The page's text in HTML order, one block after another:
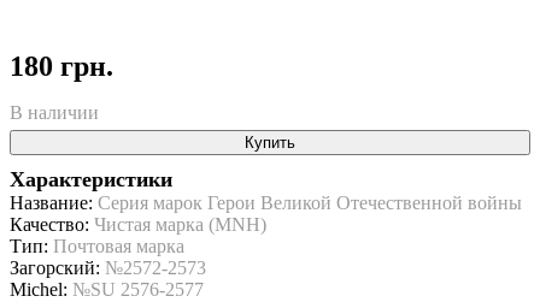
180 грн.
В наличии
Купить
Характеристики
Название: Серия марок Герои Великой Отечественной войны
Качество: Чистая марка (MNH)
Тип: Почтовая марка
Загорский: №2572-2573
Michel: №SU 2576-2577